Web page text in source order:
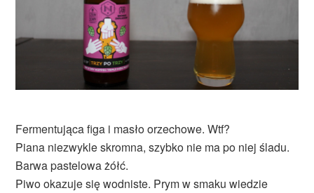
Fermentująca figa i masło orzechowe. Wtf?
Piana niezwykle skromna, szybko nie ma po niej śladu.
Barwa pastelowa żółć.
Piwo okazuje się wodniste. Prym w smaku wiedzie